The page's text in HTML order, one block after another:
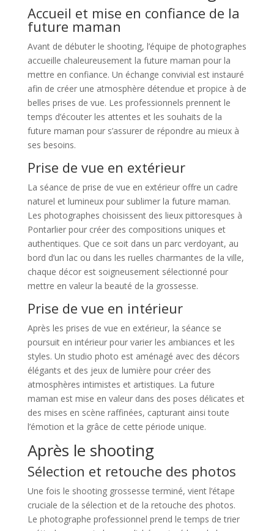
Accueil et mise en confiance de la
future maman
Avant de débuter le shooting, l’équipe de photographes
accueille chaleureusement la future maman pour la
mettre en confiance. Un échange convivial est instauré
afin de créer une atmosphère détendue et propice à de
belles prises de vue. Les professionnels prennent le
temps d’écouter les attentes et les souhaits de la
future maman pour s’assurer de répondre au mieux à
ses besoins.
Prise de vue en extérieur
La séance de prise de vue en extérieur offre un cadre
naturel et lumineux pour sublimer la future maman.
Les photographes choisissent des lieux pittoresques à
Pontarlier pour créer des compositions uniques et
authentiques. Que ce soit dans un parc verdoyant, au
bord d’un lac ou dans les ruelles charmantes de la ville,
chaque décor est soigneusement sélectionné pour
mettre en valeur la beauté de la grossesse.
Prise de vue en intérieur
Après les prises de vue en extérieur, la séance se
poursuit en intérieur pour varier les ambiances et les
styles. Un studio photo est aménagé avec des décors
élégants et des jeux de lumière pour créer des
atmosphères intimistes et artistiques. La future
maman est mise en valeur dans des poses délicates et
des mises en scène raffinées, capturant ainsi toute
l’émotion et la grâce de cette période unique.
Après le shooting
Sélection et retouche des photos
Une fois le shooting grossesse terminé, vient l’étape
cruciale de la sélection et de la retouche des photos.
Le photographe professionnel prend le temps de trier